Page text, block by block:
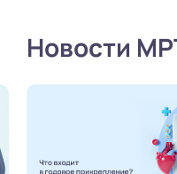
Новости